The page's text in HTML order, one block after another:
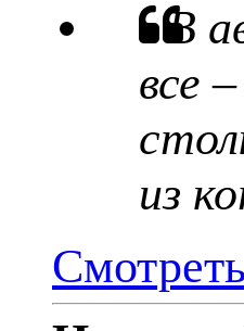
В
все
из